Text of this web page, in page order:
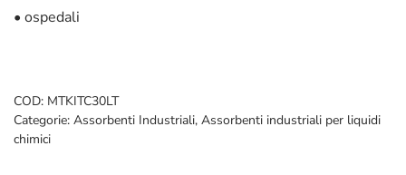
• ospedali
COD: MTKITC30LT
Categorie: Assorbenti Industriali, Assorbenti industriali per liquidi
chimici